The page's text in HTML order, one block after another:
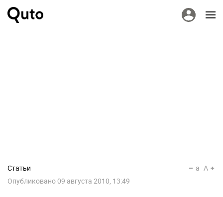
Статьи
Опубликовано 09 августа 2010, 13:49
a A